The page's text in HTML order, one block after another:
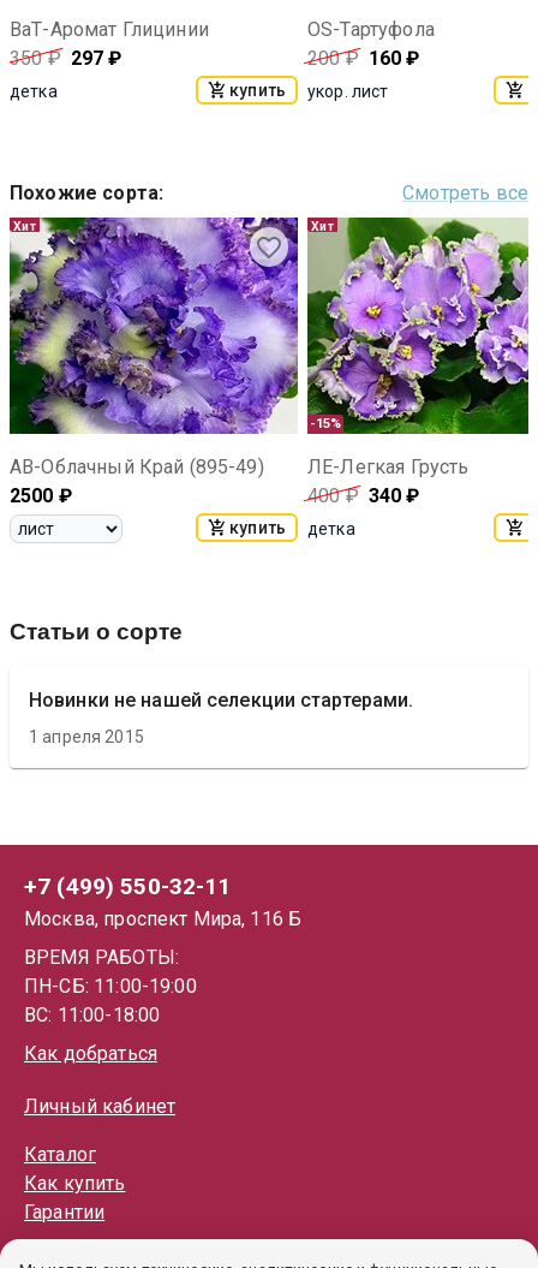
ВаТ-Аромат Глицинии
350₽ 297 ₽
детка купить
OS-Тартуфола
200₽ 160 ₽
укор. лист
Похожие сорта: Смотреть все
Хит
АВ-Облачный Край (895-49)
2500 ₽
купить
-15%
Хит
ЛЕ-Легкая Грусть
400₽ 340 ₽
детка
Статьи о сорте
Новинки не нашей селекции стартерами.
1 апреля 2015
+7 (499) 550-32-11
Москва, проспект Мира, 116 Б
ВРЕМЯ РАБОТЫ:
ПН-СБ: 11:00-19:00
ВС: 11:00-18:00
Как добраться
Личный кабинет
Каталог
Как купить
Гарантии